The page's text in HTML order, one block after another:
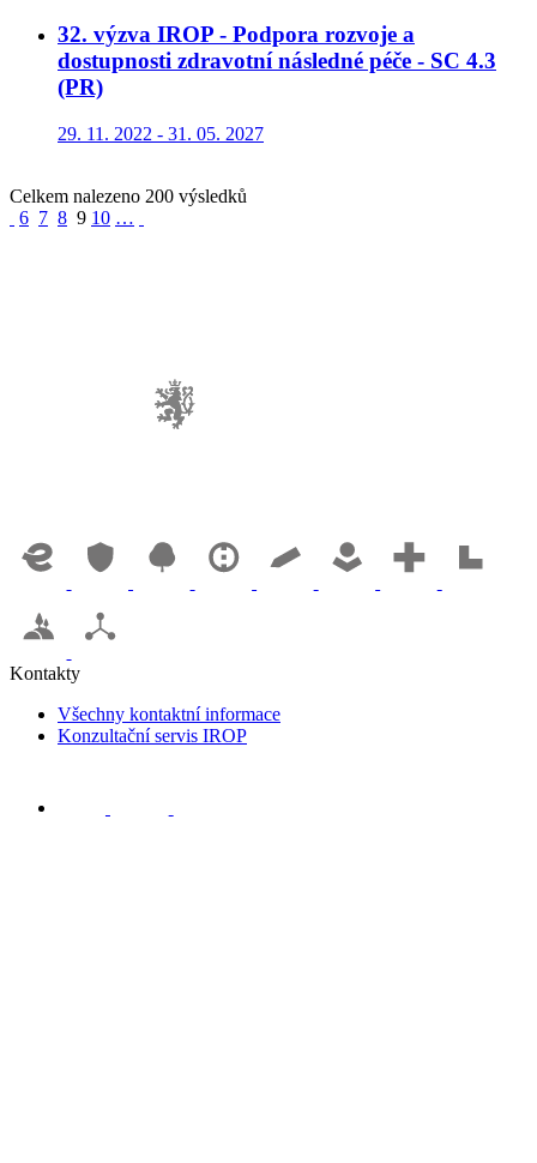
32. výzva IROP - Podpora rozvoje a
dostupnosti zdravotní následné péče - SC 4.3
(PR)
29. 11. 2022 - 31. 05. 2027
Celkem nalezeno 200 výsledků
6 7 8 9 10 …
Kontakty
Všechny kontaktní informace
Konzultační servis IROP